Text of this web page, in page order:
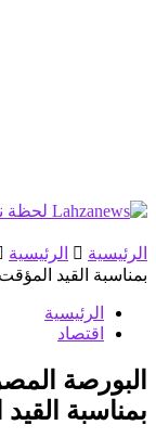
الرئيسية الرئيسية
بمناسبة القيد المؤقت لـ 4
الرئيسية
اقتصاد
البورصة
بمناسبة القيد المؤقت